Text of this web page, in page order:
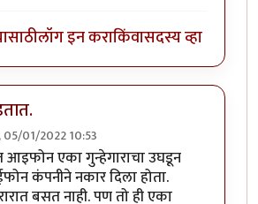
लॉग इन कराकिंवासदस्य व्हा
05/01/2022 10:53
तो जुना ब्लॅकबेरी फोन होताbyश्रीरंग_जोशी
आइफोन एका गुन्हेगाराचा उघडून
कंपनीने नकार दिला होता.
बसत नाही. पण तो ही एका